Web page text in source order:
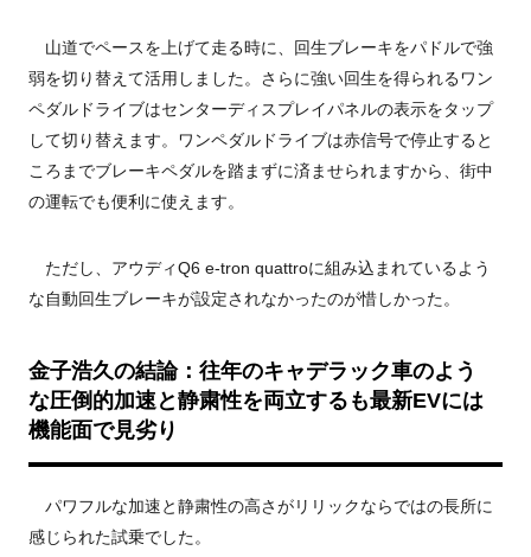
山道でペースを上げて走る時に、回生ブレーキをパドルで強
弱を切り替えて活用しました。さらに強い回生を得られるワン
ペダルドライブはセンターディスプレイパネルの表示をタップ
して切り替えます。ワンペダルドライブは赤信号で停止すると
ころまでブレーキペダルを踏まずに済ませられますから、街中
の運転でも便利に使えます。
ただし、アウディQ6 e-tron quattroに組み込まれているよう
な自動回生ブレーキが設定されなかったのが惜しかった。
金子浩久の結論：往年のキャデラック車のよう
な圧倒的加速と静粛性を両立するも最新EVには
機能面で見劣り
パワフルな加速と静粛性の高さがリリックならではの長所に
感じられた試乗でした。